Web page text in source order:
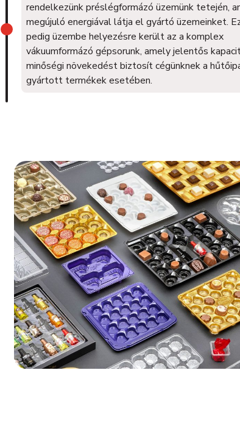
rendelkezünk préslégformázó üzemünk tetején,
megújuló energiával látja el gyártó üzemeinket.
pedig üzembe helyezésre került az a komplex
vákuumformázó gépsorunk, amely jelentős
minőségi növekedést biztosít cégünknek a
gyártott termékek esetében.